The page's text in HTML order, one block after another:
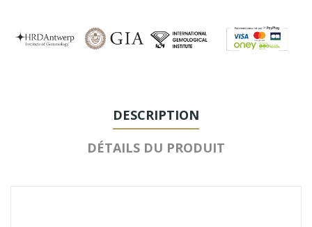
DESCRIPTION
DÉTAILS DU PRODUIT